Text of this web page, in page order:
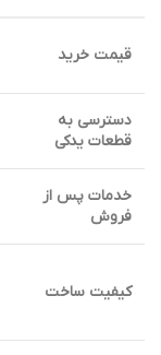
قیمت خرید
دسترسی به
قطعات یدکی
خدمات پس از
فروش
کیفیت ساخت